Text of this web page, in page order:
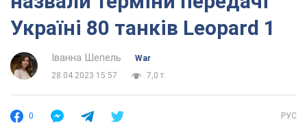
Україні 80 танків Leopard 1
Іванна Шепель
War
28.04.2023 15:57
7,0 т.
0 РУС